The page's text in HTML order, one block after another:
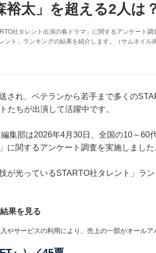
裕太」を超える2人は
社タレント出演の春ドラマ」に関するアンケート
ント」ランキングの結果を紹介します。（サムネイル
され、ベテランから若手まで多くの
たちが出演して活躍中です。
集部は2026年4月30日、全国の10～60
に関するアンケート調査を実施しました
が光っているSTARTO社タレント」ラ
果を見る
やサービスの利用により、売上の一部がオールア